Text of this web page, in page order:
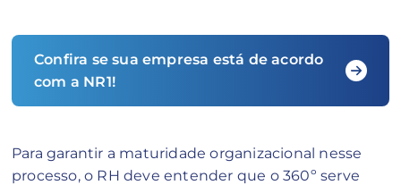
Confira se sua empresa está de acordo
com a NR1!
Para garantir a maturidade organizacional nesse
processo, o RH deve entender que o 360º serve